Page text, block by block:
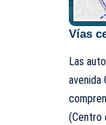
Vías
Las
avenida
(Centro